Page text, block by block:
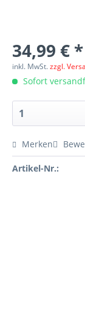
34,99 € *
inkl. MwSt.zzgl.
Sofort
Merken
Artikel-Nr.: